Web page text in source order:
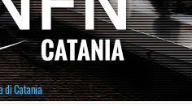
di Catania